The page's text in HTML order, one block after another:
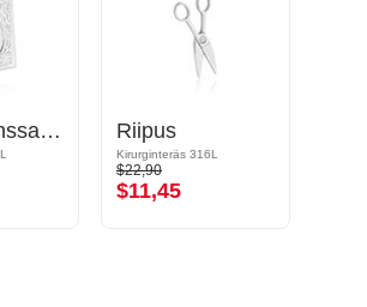
Riipus kanssa Book design ja salalokero Riipus
Kirurginteräs 316L
$22,90
$11,45